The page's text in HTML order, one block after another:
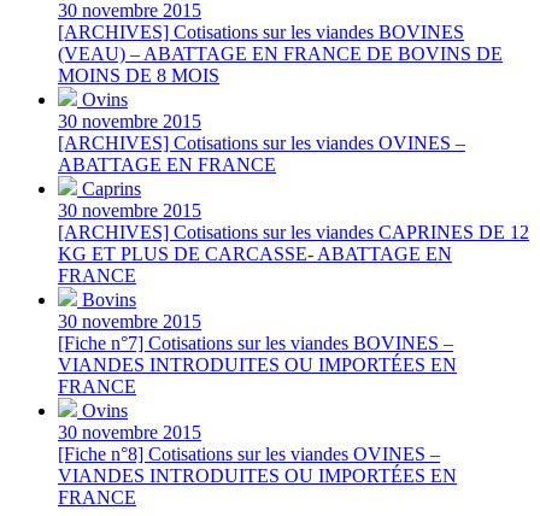
30 novembre 2015
[ARCHIVES] Cotisations sur les viandes BOVINES
(VEAU) – ABATTAGE EN FRANCE DE BOVINS DE
MOINS DE 8 MOIS
Ovins
30 novembre 2015
[ARCHIVES] Cotisations sur les viandes OVINES –
ABATTAGE EN FRANCE
Caprins
30 novembre 2015
[ARCHIVES] Cotisations sur les viandes CAPRINES DE 12
KG ET PLUS DE CARCASSE- ABATTAGE EN
FRANCE
Bovins
30 novembre 2015
[Fiche n°7] Cotisations sur les viandes BOVINES –
VIANDES INTRODUITES OU IMPORTÉES EN
FRANCE
Ovins
30 novembre 2015
[Fiche n°8] Cotisations sur les viandes OVINES –
VIANDES INTRODUITES OU IMPORTÉES EN
FRANCE